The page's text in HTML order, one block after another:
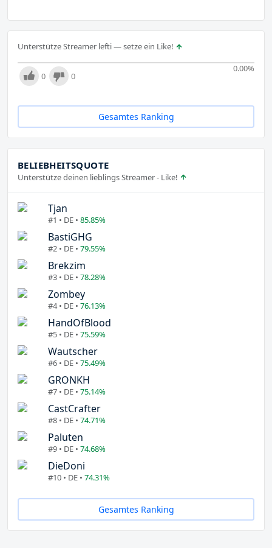
Unterstütze Streamer lefti — setze ein Like!
0.00%
0 0
Gesamtes Ranking
BELIEBHEITSQUOTE
Unterstütze deinen lieblings Streamer - Like!
Tjan
#1 • DE • 85.85%
BastiGHG
#2 • DE • 79.55%
Brekzim
#3 • DE • 78.28%
Zombey
#4 • DE • 76.13%
HandOfBlood
#5 • DE • 75.59%
Wautscher
#6 • DE • 75.49%
GRONKH
#7 • DE • 75.14%
CastCrafter
#8 • DE • 74.71%
Paluten
#9 • DE • 74.68%
DieDoni
#10 • DE • 74.31%
Gesamtes Ranking